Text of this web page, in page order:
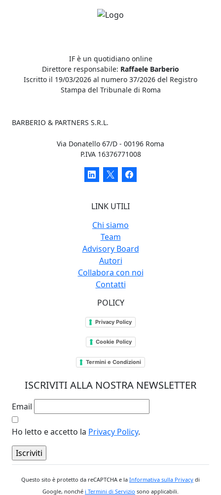
IF è un quotidiano online
Direttore responsabile: Raffaele Barberio
Iscritto il 19/03/2026 al numero 37/2026 del Registro
Stampa del Tribunale di Roma
BARBERIO & PARTNERS S.R.L.
Via Donatello 67/D - 00196 Roma
P.IVA 16376771008
LINK UTILI
Chi siamo
Team
Advisory Board
Autori
Collabora con noi
Contatti
POLICY
Privacy Policy
Cookie Policy
Termini e Condizioni
ISCRIVITI ALLA NOSTRA NEWSLETTER
Email
Ho letto e accetto la Privacy Policy.
Questo sito è protetto da reCAPTCHA e la Informativa sulla Privacy di
Google, nonché i Termini di Servizio sono applicabili.